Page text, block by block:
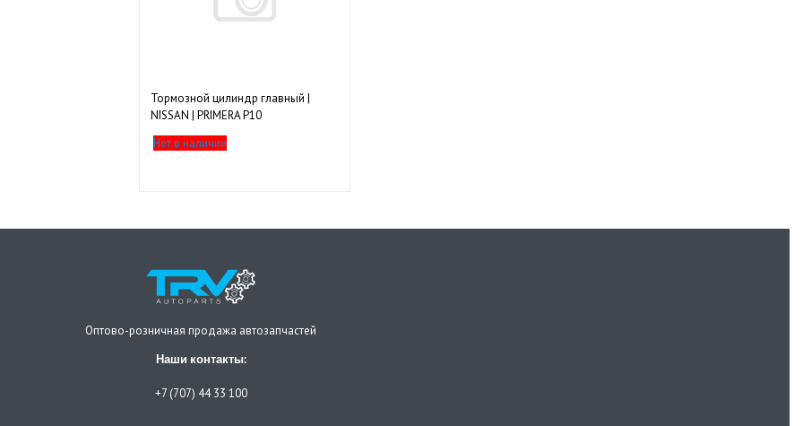
Тормозной цилиндр главный |
NISSAN | PRIMERA P10
Нет в наличии
Оптово-розничная продажа автозапчастей
Наши контакты:
+7 (707) 44 33 100